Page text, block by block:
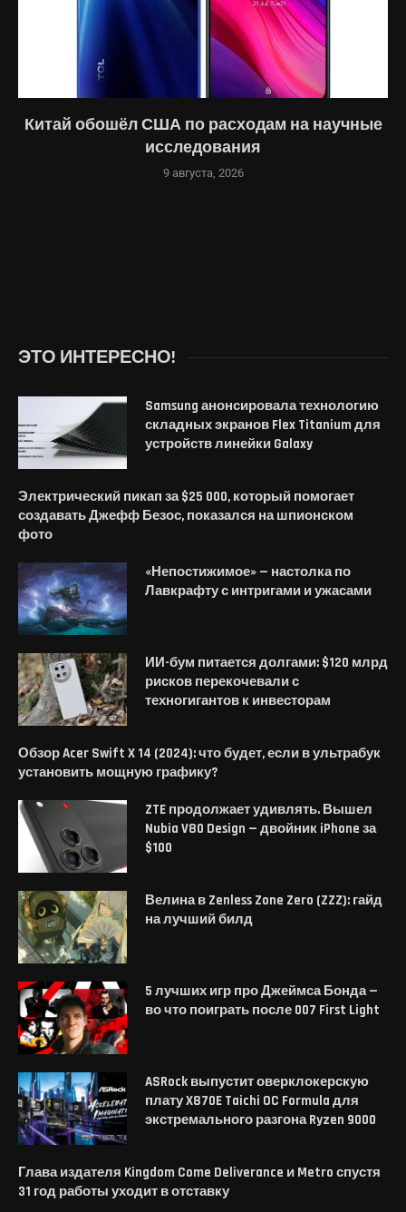
Китай обошёл США по расходам на научные
исследования
9 августа, 2026
ЭТО ИНТЕРЕСНО!
Samsung анонсировала технологию
складных экранов Flex Titanium для
устройств линейки Galaxy
Электрический пикап за $25 000, который помогает
создавать Джефф Безос, показался на шпионском
фото
«Непостижимое» — настолка по
Лавкрафту с интригами и ужасами
ИИ-бум питается долгами: $120 млрд
рисков перекочевали с
техногигантов к инвесторам
Обзор Acer Swift X 14 (2024): что будет, если в ультрабук
установить мощную графику?
ZTE продолжает удивлять. Вышел
Nubia V80 Design — двойник iPhone за
$100
Велина в Zenless Zone Zero (ZZZ): гайд
на лучший билд
5 лучших игр про Джеймса Бонда —
во что поиграть после 007 First Light
ASRock выпустит оверклокерскую
плату X870E Taichi OC Formula для
экстремального разгона Ryzen 9000
Глава издателя Kingdom Come Deliverance и Metro спустя
31 год работы уходит в отставку